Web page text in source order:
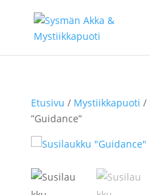
Etusivu / Mystiikkapuoti /
”Guidance”